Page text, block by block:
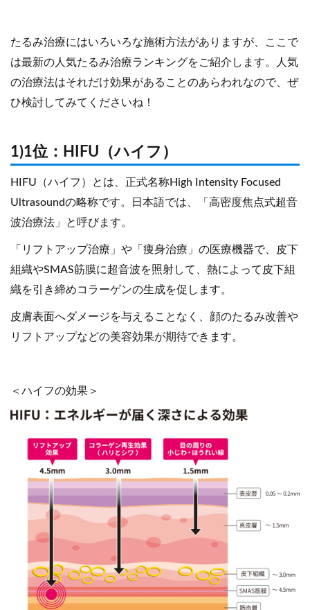
たるみ治療にはいろいろな施術方法がありますが、ここで
は最新の人気たるみ治療ランキングをご紹介します。人気
の治療法はそれだけ効果があることのあらわれなので、ぜ
ひ検討してみてくださいね！
1)1位：HIFU（ハイフ）
HIFU（ハイフ）とは、正式名称High Intensity Focused
Ultrasoundの略称です。日本語では、「高密度焦点式超音
波治療法」と呼びます。
「リフトアップ治療」や「痩身治療」の医療機器で、皮下
組織やSMAS筋膜に超音波を照射して、熱によって皮下組
織を引き締めコラーゲンの生成を促します。
皮膚表面へダメージを与えることなく、顔のたるみ改善や
リフトアップなどの美容効果が期待できます。
＜ハイフの効果＞